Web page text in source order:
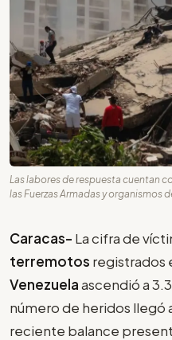
Las labores de respuesta cuentan
las Fuerzas Armadas y organismos
Caracas- La cifra de
terremotos registrados
Venezuelaascendió a
número de heridos llegó
reciente balance